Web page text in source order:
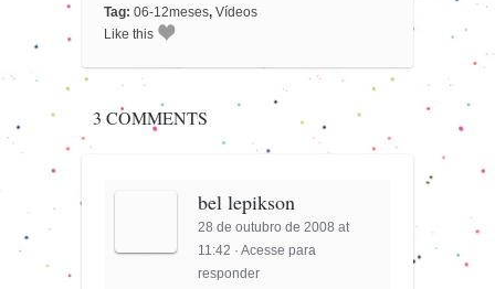
Tag: 06-12meses, Vídeos
Like this
3 COMMENTS
bel lepikson
28 de outubro de 2008 at
11:42 ·Acesse para
responder